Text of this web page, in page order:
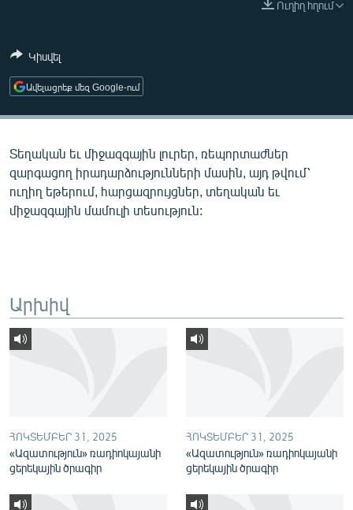
ՄԵԿՆԱԲԱՆՈՒԹՅՈՒՆ
ԿՈՐՈՆԱՎԻՐՈՒՍ
ԱՐԽԻՎ
ՏԵՍԱՆՅՈՒԹԵՐ
ՓՈԴՔԱՍԹ
Հայերեն
ՀԵՏԵՎԵՔ ՄԵԶ
Ուղիղ հղում
Կիսվել
Ավելացրեք մեզ Google-ում
Տեղական եւ միջազգային լուրեր, ռեպորտաժներ
զարգացող իրադարձությունների մասին, այդ թվում՝
ուղիղ եթերում, հարցազրույցներ, տեղական եւ
միջազգային մամուլի տեսություն:
Արխիվ
ՀՈԿՏԵՄԲԵՐ 31, 2025
«Ազատություն» ռադիոկայանի
ցերեկային ծրագիր
ՀՈԿՏԵՄԲԵՐ 31, 2025
«Ազատություն» ռադիոկայանի
ցերեկային ծրագիր